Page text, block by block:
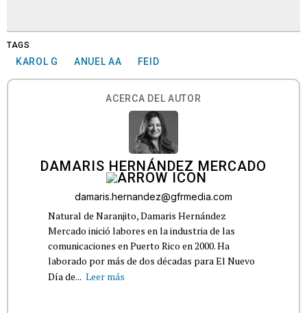
TAGS
KAROL G ANUEL AA FEID
ACERCA DEL AUTOR
DAMARIS HERNÁNDEZ MERCADO
damaris.hernandez@gfrmedia.com
Natural de Naranjito, Damaris Hernández
Mercado inició labores en la industria de las
comunicaciones en Puerto Rico en 2000. Ha
laborado por más de dos décadas para El Nuevo
Día de... Leer más